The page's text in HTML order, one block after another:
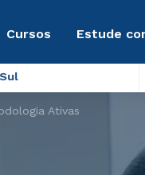
Cursos Estude
Ativas